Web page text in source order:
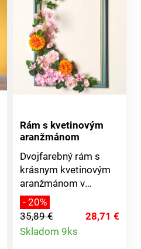
Rám s kvetinovým
aranžmánom
Dvojfarebný rám s
krásnym kvetinovým
aranžmánom v
jemných pastelových
tónoch.
- 20%
35,89 €
28,71 €
Skladom 9ks
Detail